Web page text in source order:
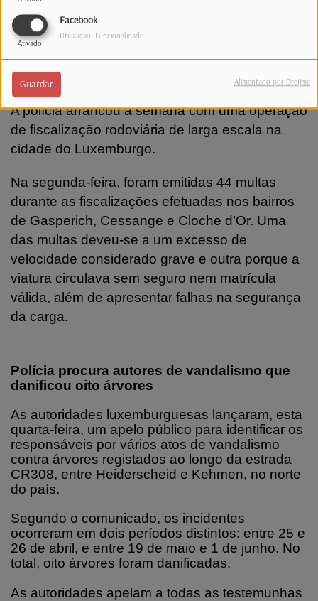
Facebook
Ativado
Utilização: Funcionalidade
Guardar Alimentado por Orejime
Estradas. Polícia emite 46 multas em
operação na capital
A polícia arrancou a semana com uma operação
de fiscalização rodoviária de larga escala na
cidade do Luxemburgo.
Na segunda-feira, foram emitidas 44 multas
durante as fiscalizações efetuadas nos bairros
de Gasperich, Cessange e Cloche d’Or. Uma
das multas deveu-se a um excesso de
velocidade considerado grave e outra porque a
viatura circulava sem seguro nem matrícula
válida, além de apresentar falhas na segurança
da carga.
Polícia procura autores de vandalismo que
danificou oito árvores
As autoridades luxemburguesas lançaram, esta
quarta‑feira, um apelo público para identificar os
responsáveis por vários atos de vandalismo
contra árvores registados ao longo da estrada
CR308, entre Heiderscheid e Kehmen, no norte
do país.
Segundo o comunicado, os incidentes
ocorreram em dois períodos distintos: entre 25 e
26 de abril, e entre 19 de maio e 1 de junho. No
total, oito árvores foram danificadas.
As autoridades apelam a todas as testemunhas